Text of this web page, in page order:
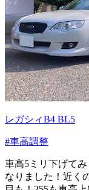
レガシィB4 BL5
#車高調整
車高5ミリ下げて
なりました！近く